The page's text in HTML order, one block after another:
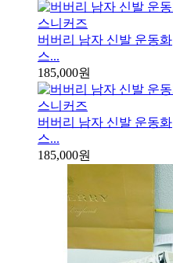
버버리 남자 신발 운동화
스...
185,000원
버버리 남자 신발 운동화
스...
185,000원